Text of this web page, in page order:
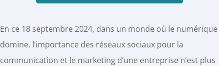
En ce 18 septembre 2024, dans un monde où le numérique
domine, l’importance des réseaux sociaux pour la
communication et le marketing d’une entreprise n’est plus